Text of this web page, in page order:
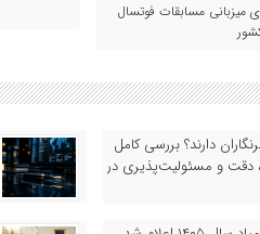
میزبانی مسابقات فوتسال
دارند؟ بررسی کامل
دقت و مسئولیت‌پذیری در